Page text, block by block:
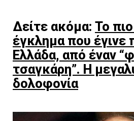
Δείτε ακόμα: Το
έγκλημα που έγινε
Ελλάδα, από έναν
τσαγκάρη”. Η
δολοφονία